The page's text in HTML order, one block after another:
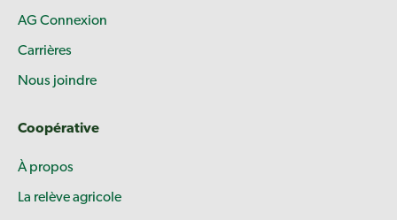
AG Connexion
Carrières
Nous joindre
Coopérative
À propos
La relève agricole